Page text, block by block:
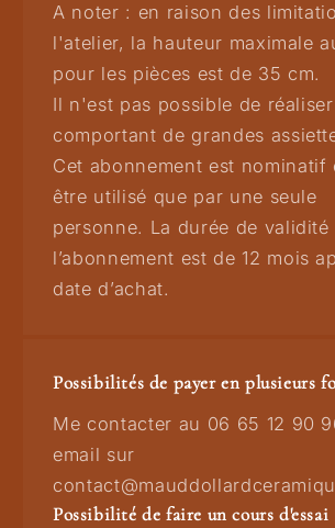
A noter : en raison des
l'atelier, la hauteur maximale
pour les pièces est de 35 cm.
Il n'est pas possible de
comportant de grandes
Cet abonnement est nominatif
être utilisé que par une seule
personne. La durée de validité
l’abonnement est de 12 mois
date d’achat.
Possibilités de payer en plusieurs
Me contacter au 06 65 12 90
email sur
Possibilité de faire un cours d'essai